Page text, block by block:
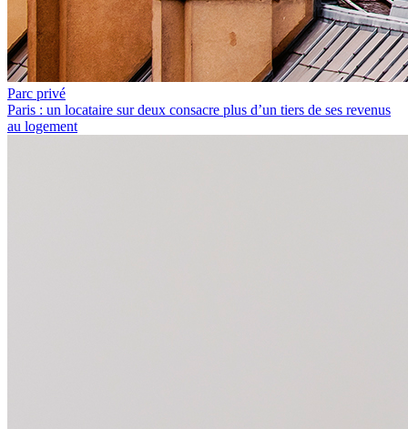
Parc privé
Paris : un locataire sur deux consacre plus d’un tiers de ses revenus
au logement